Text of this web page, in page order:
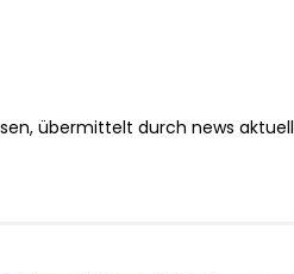
übermittelt durch news aktuell